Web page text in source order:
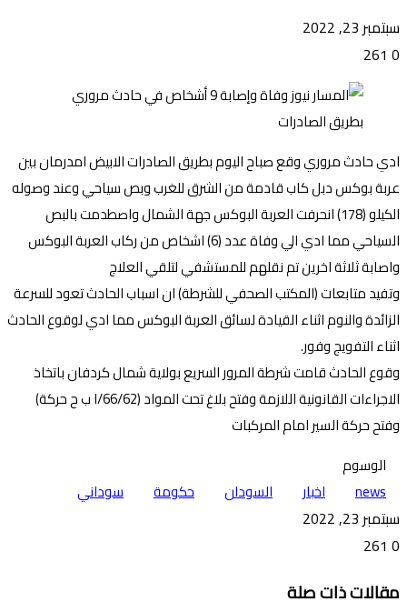
سبتمبر 23, 2022
0
ادي حادث مروري وقع صباح اليوم بطريق الصادرات الابيض امدرمان بين
عربة بوكس دبل كاب قادمة من الشرق للغرب وبص سياحي وعند وصوله
الكيلو (178) انحرفت العربة البوكس جهة الشمال واصطدمت بالبص
السياحي مما ادي الي وفاة عدد (6) اشخاص من ركاب العربة البوكس
واصابة ثلاثة اخرين تم نقلهم للمستشفي لتلقي العلاج
وتفيد متابعات (المكتب الصحفي للشرطة) ان اسباب الحادث تعود للسرعة
الزائدة والنوم اثناء القيادة لسائق العربة البوكس مما ادي لوقوع الحادث
اثناء التفويج وفور.
وقوع الحادث قامت شرطة المرور السريع بولاية شمال كردفان باتخاذ
الاجراءات القانونية اللازمة وفتح بلاغ تحت المواد (66/62/ا ب ح حركة)
وفتح حركة السير امام المركبات
الوسوم
news
اخبار السودان حكومة سوداني
سبتمبر 23, 2022
0
مقالات ذات صلة